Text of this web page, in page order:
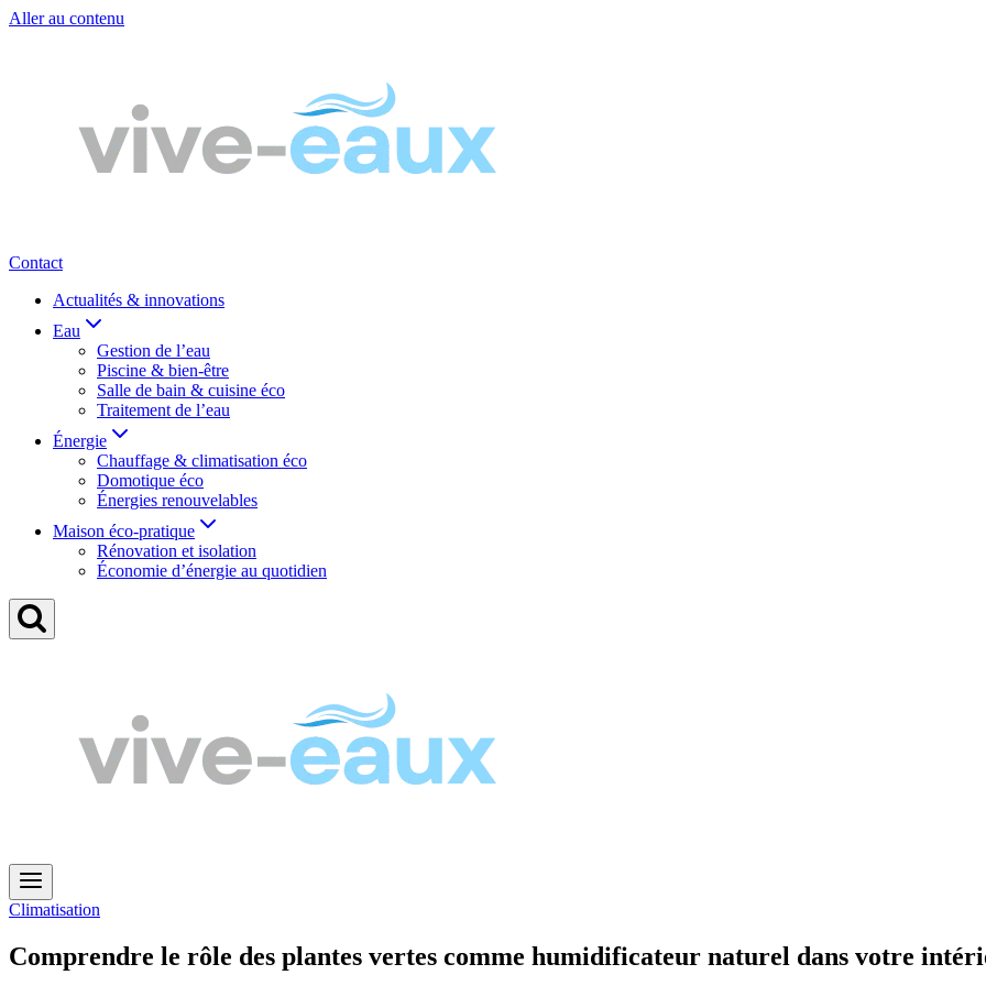
Aller au contenu
Contact
Actualités & innovations
Eau
Gestion de l’eau
Piscine & bien-être
Salle de bain & cuisine éco
Traitement de l’eau
Énergie
Chauffage & climatisation éco
Domotique éco
Énergies renouvelables
Maison éco-pratique
Rénovation et isolation
Économie d’énergie au quotidien
Climatisation
Comprendre le rôle des plantes vertes comme humidificateur naturel dans votre